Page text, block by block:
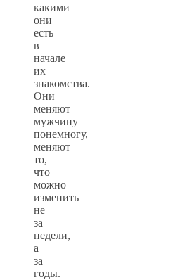
какими
они
есть
в
начале
их
знакомства.
Они
меняют
мужчину
понемногу,
меняют
то,
что
можно
изменить
не
за
недели,
а
за
годы.